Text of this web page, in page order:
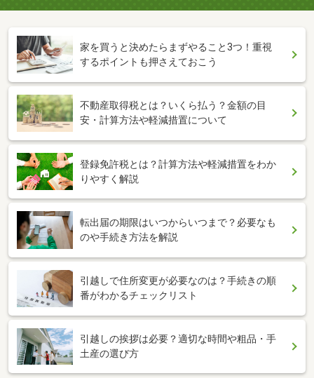
家を買うと決めたらまずやること3つ！重視
するポイントも押さえておこう
不動産取得税とは？いくら払う？金額の目
安・計算方法や軽減措置について
登録免許税とは？計算方法や軽減措置をわか
りやすく解説
転出届の期限はいつからいつまで？必要なも
のや手続き方法を解説
引越しで住所変更が必要なのは？手続きの順
番がわかるチェックリスト
引越しの挨拶は必要？適切な時間や粗品・手
土産の選び方